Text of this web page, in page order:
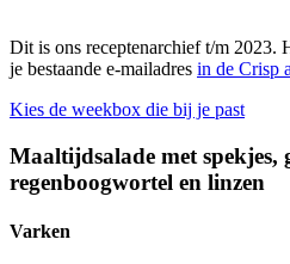
Dit is ons receptenarchief t/m 2023.
je bestaande e-mailadres in de Crisp
Kies de weekbox die bij je past
Maaltijdsalade met spekjes,
regenboogwortel en linzen
Varken